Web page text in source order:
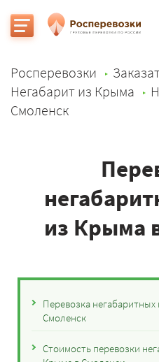
Росперевозки
Негабарит из Крыма
Смоленск
из Крыма
Перевозка
Смоленск
Стоимость перевозки